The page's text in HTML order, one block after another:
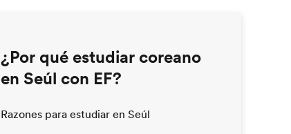
¿Por qué estudiar coreano
en Seúl con EF?
Razones para estudiar en Seúl